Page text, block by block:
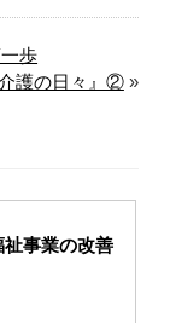
歩
介護の日々』②»
事業の改善